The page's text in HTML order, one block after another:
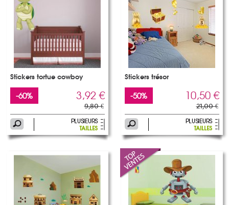
Stickers tortue cowboy
-60% 3,92 €
9,80 €
Stickers trésor
-50% 10,50 €
21,00 €